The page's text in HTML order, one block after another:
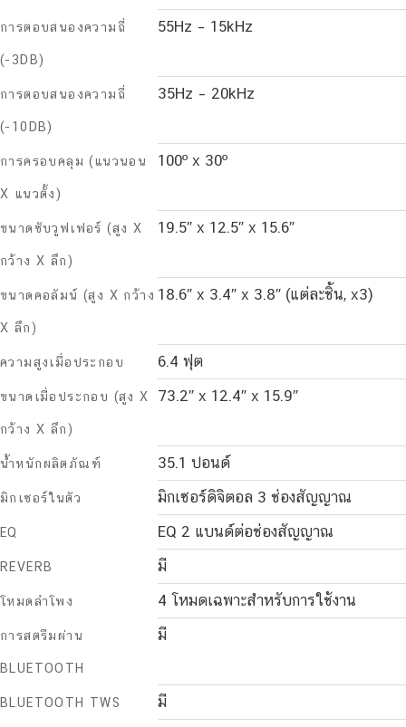
การตอบสนองความถี่
(-3DB)
55Hz – 15kHz
การตอบสนองความถี่
(-10DB)
35Hz – 20kHz
การครอบคลุม (แนวนอน
X แนวตั้ง)
100º x 30º
ขนาดซับวูฟเฟอร์ (สูง X
กว้าง X ลึก)
19.5″ x 12.5″ x 15.6″
ขนาดคอลัมน์ (สูง X กว้าง
X ลึก)
18.6″ x 3.4″ x 3.8″ (แต่ละชิ้น, x3)
ความสูงเมื่อประกอบ 6.4 ฟุต
ขนาดเมื่อประกอบ (สูง X
กว้าง X ลึก)
73.2″ x 12.4″ x 15.9″
น้ำหนักผลิตภัณฑ์ 35.1 ปอนด์
มิกเซอร์ในตัว มิกเซอร์ดิจิตอล 3 ช่องสัญญาณ
EQ EQ 2 แบนด์ต่อช่องสัญญาณ
REVERB มี
โหมดลำโพง 4 โหมดเฉพาะสำหรับการใช้งาน
การสตรีมผ่าน
BLUETOOTH
มี
BLUETOOTH TWS มี